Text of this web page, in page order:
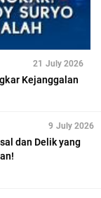
21 July 2026
Kejanggalan
9 July 2026
dan Delik yang